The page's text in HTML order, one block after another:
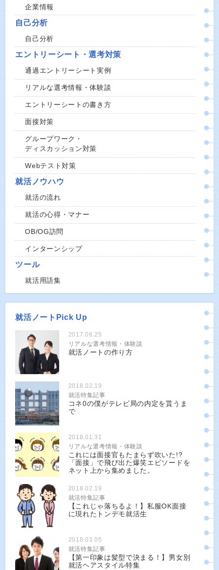
企業情報
自己分析
自己分析
エントリーシート・選考対策
通過エントリーシート実例
リアルな選考情報・体験談
エントリーシートの書き方
面接対策
グループワーク・
ディスカッション対策
Webテスト対策
就活ノウハウ
就活の流れ
就活の心得・マナー
OB/OG訪問
インターンシップ
ツール
就活用語集
就活ノートPick Up
2017.06.25
リアルな選考情報・体験談
就活ノートの作り方
2018.02.19
就活特集記事
コネ0の僕がテレビ局の内定を貰うま
で
2018.01.31
リアルな選考情報・体験談
これには面接官もたまらず吹いた!?
「面接」で飛び出た爆笑エピソードを
ネット上から集めました。
2018.02.19
就活特集記事
【これじゃ落ちるよ！】私服OK面接
に現れたトンデモ就活生
2018.03.05
就活特集記事
【第一印象は髪型で決まる！】男女別
就活ヘアスタイル特集